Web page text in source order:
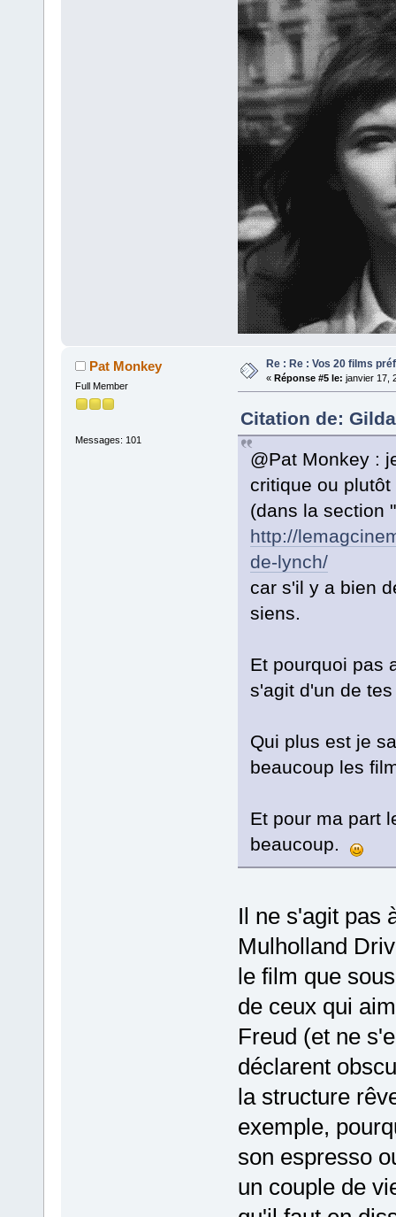
Pat Monkey
Full Member
Messages: 101
Re : Re : Vos 20 films
« Réponse #5 le: janvier 17,
Citation de:
@Pat Monkey :
critique ou
(dans la section
http://
de-lynch/
car s'il y a bien
siens.
Et pourquoi pas
s'agit d'un de
Qui plus est je
beaucoup les
Et pour ma part
beaucoup.
Il ne s'agit pas
Mulholland
le film que
de ceux qui
Freud (et ne
déclarent
la structure
exemple,
son espresso
un couple de